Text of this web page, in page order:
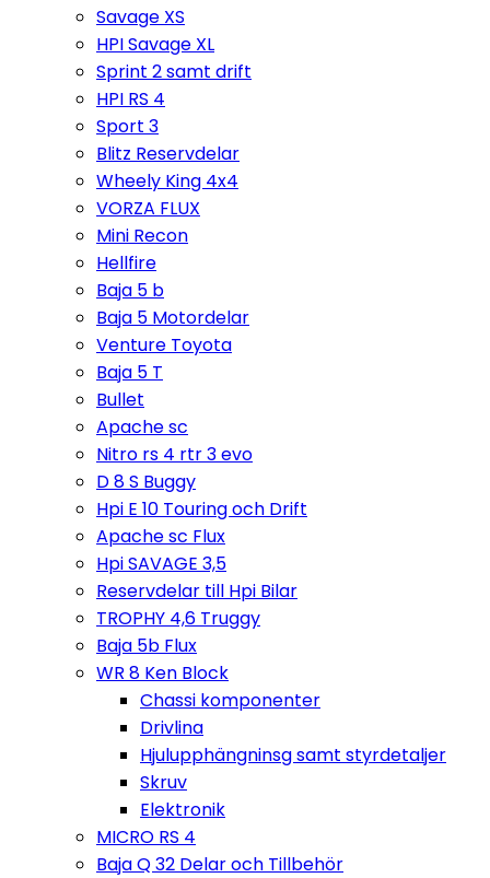
Savage XS
HPI Savage XL
Sprint 2 samt drift
HPI RS 4
Sport 3
Blitz Reservdelar
Wheely King 4x4
VORZA FLUX
Mini Recon
Hellfire
Baja 5 b
Baja 5 Motordelar
Venture Toyota
Baja 5 T
Bullet
Apache sc
Nitro rs 4 rtr 3 evo
D 8 S Buggy
Hpi E 10 Touring och Drift
Apache sc Flux
Hpi SAVAGE 3,5
Reservdelar till Hpi Bilar
TROPHY 4,6 Truggy
Baja 5b Flux
WR 8 Ken Block
Chassi komponenter
Drivlina
Hjulupphängninsg samt styrdetaljer
Skruv
Elektronik
MICRO RS 4
Baja Q 32 Delar och Tillbehör